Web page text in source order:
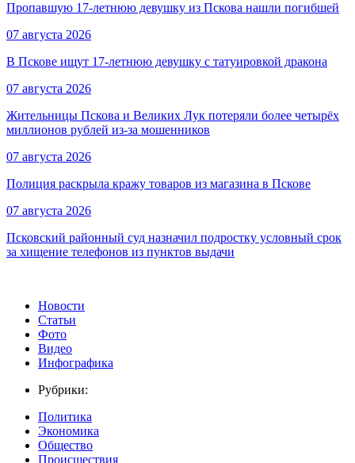
Пропавшую 17-летнюю девушку из Пскова нашли погибшей
07 августа 2026
В Пскове ищут 17‑летнюю девушку с татуировкой дракона
07 августа 2026
Жительницы Пскова и Великих Лук потеряли более четырёх
миллионов рублей из-за мошенников
07 августа 2026
Полиция раскрыла кражу товаров из магазина в Пскове
07 августа 2026
Псковский районный суд назначил подростку условный срок
за хищение телефонов из пунктов выдачи
Новости
Статьи
Фото
Видео
Инфографика
Рубрики:
Политика
Экономика
Общество
Происшествия